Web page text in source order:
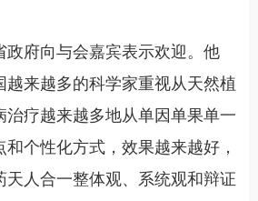
府向与会嘉宾表示欢迎。他
越来越多的科学家重视从天然植
治疗越来越多地从单因单果单一
个性化方式，效果越来越好，
天人合一整体观、系统观和辩证